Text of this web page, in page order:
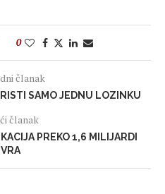
0
članak
SAMO JEDNU LOZINKU
članak
PREKO 1,6 MILIJARDI